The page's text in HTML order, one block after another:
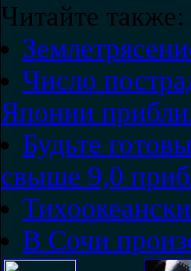
Читайте также:
Число
Японии
Будьте
свыше 9,0
В Сочи